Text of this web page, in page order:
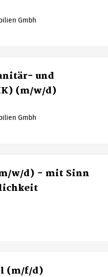
Gmbh
und
(m/w/d)
Gmbh
w/d) - mit Sinn
(m/f/d)